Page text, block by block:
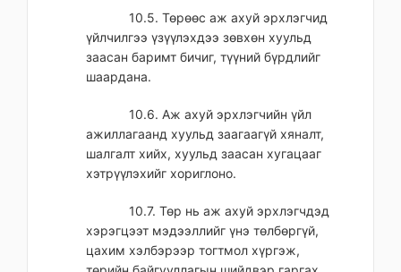
10.5. Төрөөс аж ахуй эрхлэгчид
үйлчилгээ үзүүлэхдээ зөвхөн хуульд
заасан баримт бичиг, түүний бүрдлийг
шаардана.
10.6. Аж ахуй эрхлэгчийн үйл
ажиллагаанд хуульд заагаагүй хяналт,
шалгалт хийх, хуульд заасан хугацааг
хэтрүүлэхийг хориглоно.
10.7. Төр нь аж ахуй эрхлэгчдэд
хэрэгцээт мэдээллийг үнэ төлбөргүй,
цахим хэлбэрээр тогтмол хүргэж,